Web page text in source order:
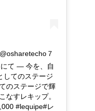
７
にて ― 今を、自
てのステージ
のステージで輝
なすレキップ。
#lequipe#レ